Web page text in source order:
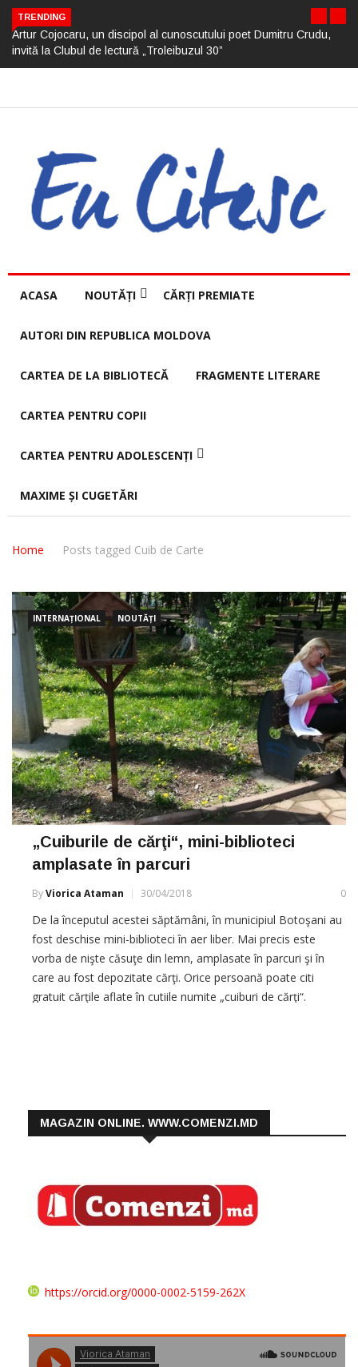
TRENDING
Artur Cojocaru, un discipol al cunoscutului poet Dumitru Crudu,
invită la Clubul de lectură „Troleibuzul 30”
ACASA NOUTĂȚI CĂRȚI PREMIATE
AUTORI DIN REPUBLICA MOLDOVA
CARTEA DE LA BIBLIOTECĂ FRAGMENTE LITERARE
CARTEA PENTRU COPII
CARTEA PENTRU ADOLESCENȚI
MAXIME ȘI CUGETĂRI
Home Posts tagged Cuib de Carte
INTERNAȚIONAL NOUTĂȚI
„Cuiburile de cărţi“, mini-biblioteci
amplasate în parcuri
ByViorica Ataman 30/04/2018 0
De la începutul acestei săptămâni, în municipiul Botoşani au
fost deschise mini-biblioteci în aer liber. Mai precis este
vorba de nişte căsuţe din lemn, amplasate în parcuri şi în
care au fost depozitate cărţi. Orice persoană poate citi
gratuit cărţile aflate în cutiile numite „cuiburi de cărţi“.
MAGAZIN ONLINE. WWW.COMENZI.MD
https://orcid.org/0000-0002-5159-262X